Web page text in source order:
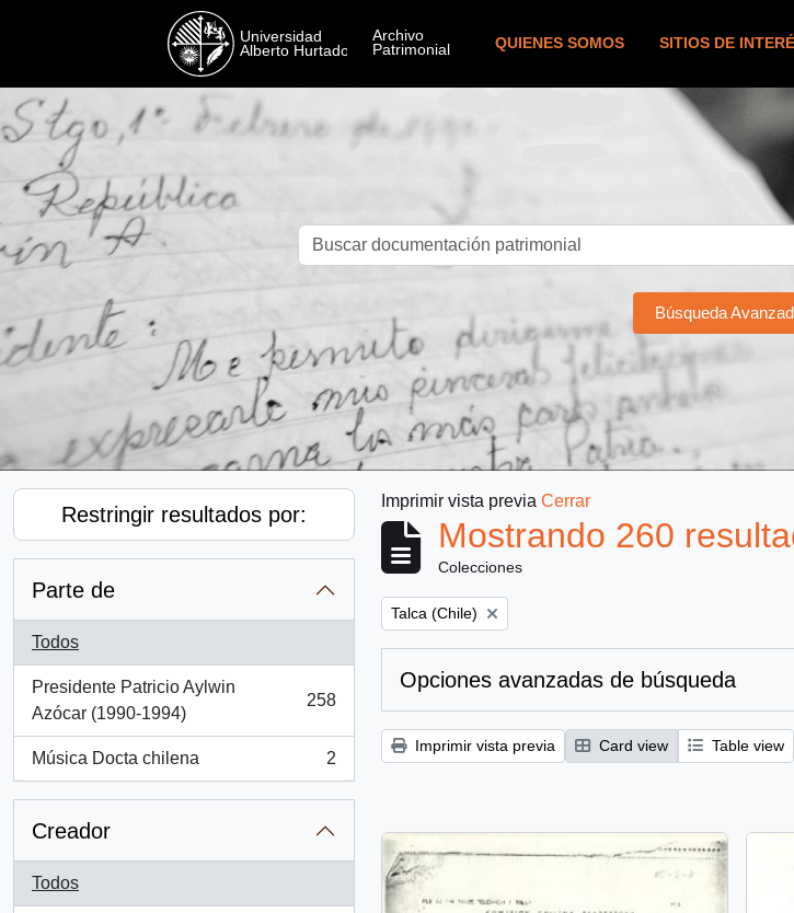
QUIENES SOMOS SITIOS DE
Búsqueda
Restringir resultados por:
Parte de
Todos
Presidente Patricio Aylwin
Azócar (1990-1994)
, 258 resultados
258
Música Docta chilena
, 2 resultados
2
Creador
Todos
Imprimir vista previa Cerrar
Mostrando 260
Colecciones
Remove filter:
Talca (Chile)
Opciones avanzadas de búsqueda
Imprimir vista previa Card view Table view